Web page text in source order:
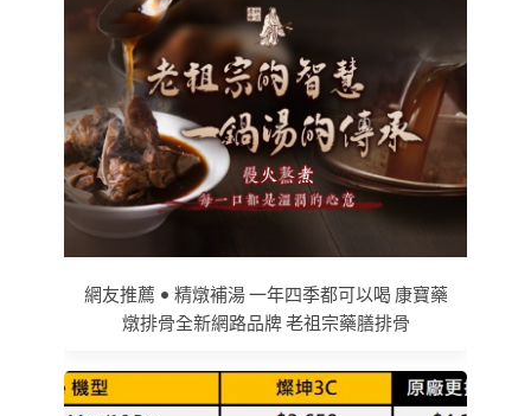
網友推薦 • 精燉補湯 一年四季都可以喝 康寶藥
燉排骨全新網路品牌 老祖宗藥膳排骨